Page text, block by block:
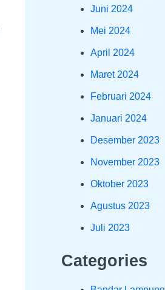
Juni 2024
Mei 2024
April 2024
Maret 2024
Februari 2024
Januari 2024
Desember 2023
November 2023
Oktober 2023
Agustus 2023
Juli 2023
Categories